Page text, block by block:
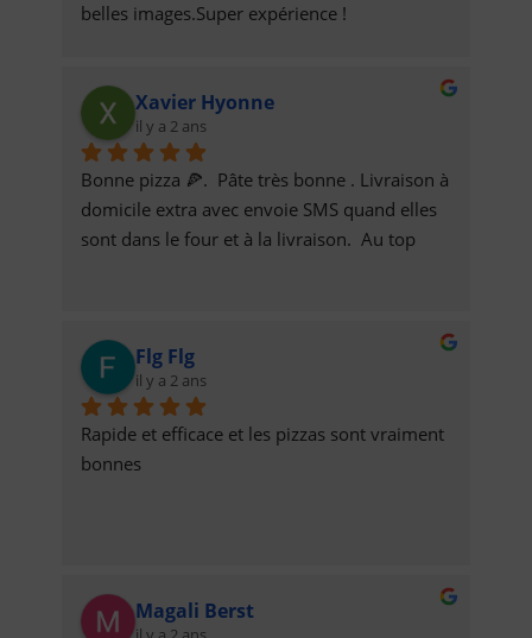
belles images.Super expérience !
Xavier Hyonne
il y a 2 ans
Bonne pizza 🍕.  Pâte très bonne . Livraison à
domicile extra avec envoie SMS quand elles
sont dans le four et à la livraison.  Au top
Flg Flg
il y a 2 ans
Rapide et efficace et les pizzas sont vraiment
bonnes
Magali Berst